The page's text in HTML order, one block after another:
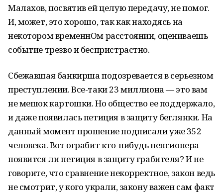
Малахов, посвятив ей целую передачу, не помог.
И, может, это хорошо, так как находясь на
некотором временнОм расстоянии, оцениваешь
событие трезво и беспристрастно.
Сбежавшая банкирша подозревается в серьезном
преступлении. Все-таки 23 миллиона — это вам
не мешок картошки. Но общество ее поддержало,
и даже появилась петиция в защиту беглянки. На
данный момент прошение подписали уже 352
человека. Вот ограбит кто-нибудь пенсионера —
появится ли петиция в защиту грабителя? И не
говорите, что сравнение некорректное, закон ведь
не смотрит, у кого украли, закону важен сам факт